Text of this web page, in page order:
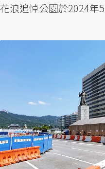
花浪追悼公園於2024年